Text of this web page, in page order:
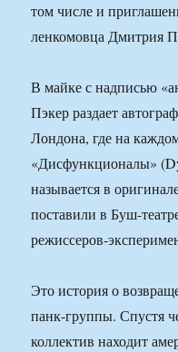
том числе и
ленкомовца Дмитрия
В майке с надписью
Пэкер раздает
Лондона, где на
«Дисфункционалы»
называется в
поставили в Буш-
режиссеров-
Это история о
панк-группы. Спустя
коллектив находит